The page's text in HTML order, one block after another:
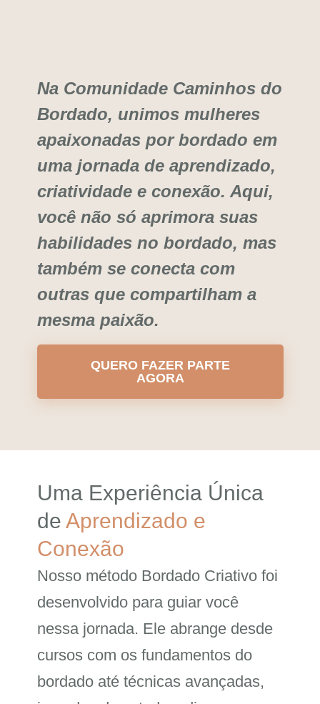
Na Comunidade Caminhos do
Bordado, unimos mulheres
apaixonadas por bordado em
uma jornada de aprendizado,
criatividade e conexão. Aqui,
você não só aprimora suas
habilidades no bordado, mas
também se conecta com
outras que compartilham a
mesma paixão.
QUERO FAZER PARTE
AGORA
Uma Experiência Única
de Aprendizado e
Conexão
Nosso método Bordado Criativo foi
desenvolvido para guiar você
nessa jornada. Ele abrange desde
cursos com os fundamentos do
bordado até técnicas avançadas,